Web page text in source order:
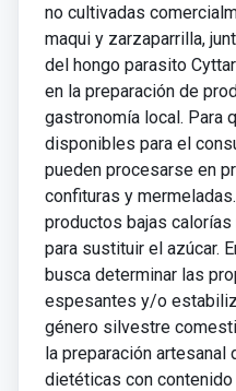
no cultivadas
maqui y zarzaparrilla,
del hongo parasito
en la preparación de
gastronomía local. Para
disponibles para el
pueden procesarse en
confituras y
productos bajas
para sustituir el azúcar.
busca determinar las
espesantes y/o
género silvestre
la preparación
dietéticas con